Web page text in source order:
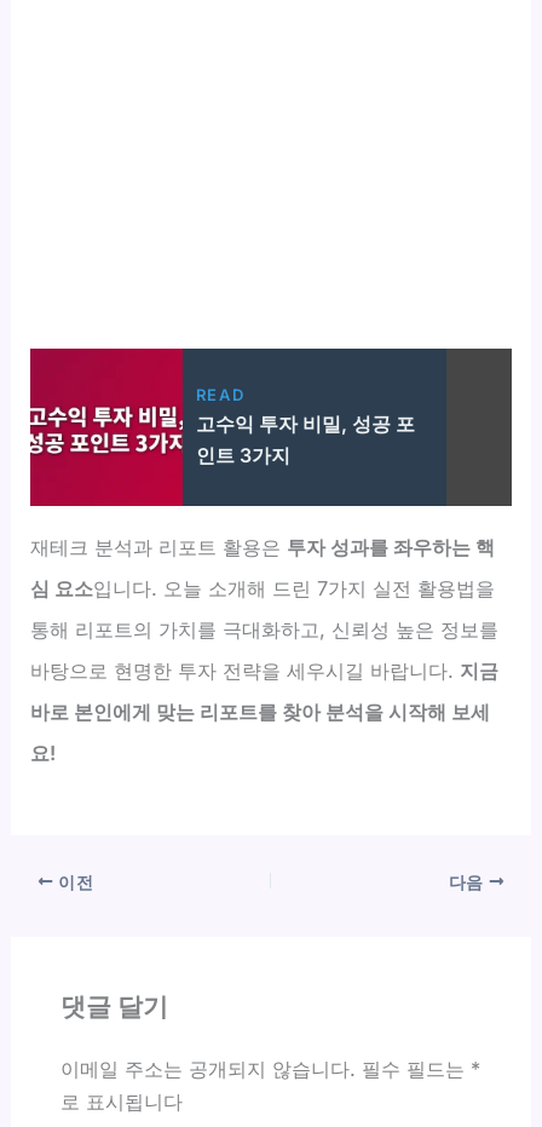
READ
고수익 투자 비밀, 성공 포
인트 3가지
재테크 분석과 리포트 활용은 투자 성과를 좌우하는 핵
심 요소입니다. 오늘 소개해 드린 7가지 실전 활용법을
통해 리포트의 가치를 극대화하고, 신뢰성 높은 정보를
바탕으로 현명한 투자 전략을 세우시길 바랍니다. 지금
바로 본인에게 맞는 리포트를 찾아 분석을 시작해 보세
요!
이전 다음
댓글 달기
이메일 주소는 공개되지 않습니다. 필수 필드는 *
로 표시됩니다